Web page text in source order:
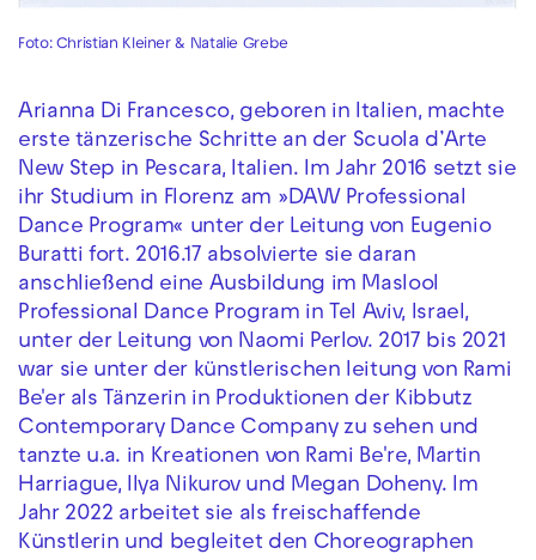
Foto: Christian Kleiner & Natalie Grebe
Arianna Di Francesco, geboren in Italien, machte
erste tänzerische Schritte an der Scuola d’Arte
New Step in Pescara, Italien. Im Jahr 2016 setzt sie
ihr Studium in Florenz am »DAW Professional
Dance Program« unter der Leitung von Eugenio
Buratti fort. 2016.17 absolvierte sie daran
anschließend eine Ausbildung im Maslool
Professional Dance Program in Tel Aviv, Israel,
unter der Leitung von Naomi Perlov. 2017 bis 2021
war sie unter der künstlerischen leitung von Rami
Be'er als Tänzerin in Produktionen der Kibbutz
Contemporary Dance Company zu sehen und
tanzte u.a. in Kreationen von Rami Be're, Martin
Harriague, Ilya Nikurov und Megan Doheny. Im
Jahr 2022 arbeitet sie als freischaffende
Künstlerin und begleitet den Choreographen